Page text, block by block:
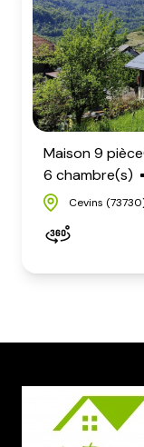
blog
contact
Maison 9
6 chambre(s)
Cevins